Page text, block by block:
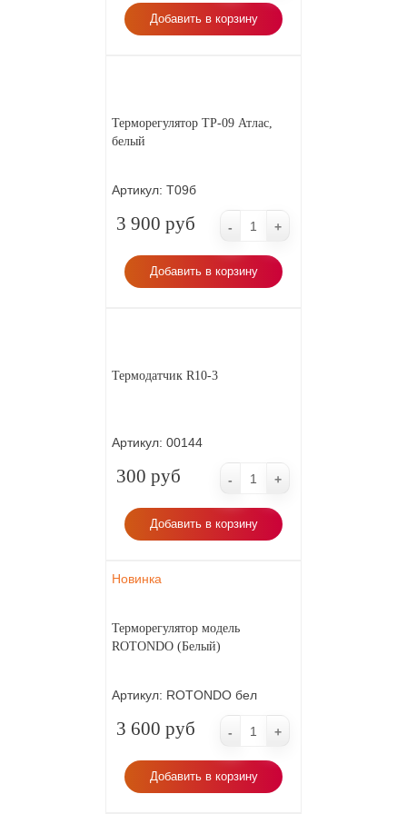
Добавить в корзину
Терморегулятор ТР-09 Атлас,
белый
Артикул: Т09б
3 900 руб - +
Добавить в корзину
Термодатчик R10-3
Артикул: 00144
300 руб - +
Добавить в корзину
Новинка
Терморегулятор модель
ROTONDO (Белый)
Артикул: ROTONDO бел
3 600 руб - +
Добавить в корзину